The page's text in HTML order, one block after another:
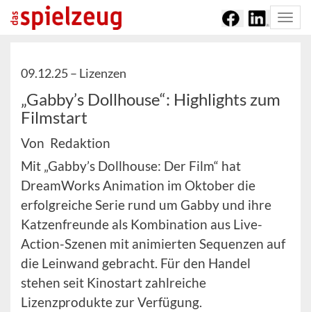
09.12.25 – Lizenzen
„Gabby’s Dollhouse“: Highlights zum
Filmstart
Von Redaktion
Mit „Gabby’s Dollhouse: Der Film“ hat
DreamWorks Animation im Oktober die
erfolgreiche Serie rund um Gabby und ihre
Katzenfreunde als Kombination aus Live-
Action-Szenen mit animierten Sequenzen auf
die Leinwand gebracht. Für den Handel
stehen seit Kinostart zahlreiche
Lizenzprodukte zur Verfügung.